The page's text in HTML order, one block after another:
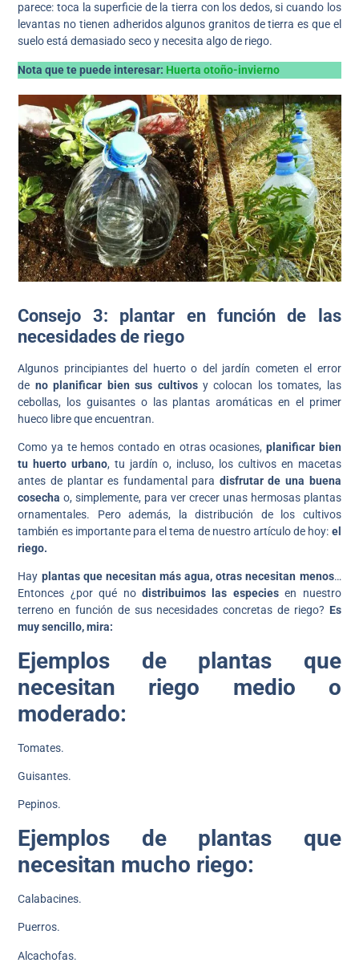
parece: toca la superficie de la tierra con los dedos, si cuando los
levantas no tienen adheridos algunos granitos de tierra es que el
suelo está demasiado seco y necesita algo de riego.
Nota que te puede interesar: Huerta otoño-invierno
Consejo 3: plantar en función de las
necesidades de riego
Algunos principiantes del huerto o del jardín cometen el error
de no planificar bien sus cultivos y colocan los tomates, las
cebollas, los guisantes o las plantas aromáticas en el primer
hueco libre que encuentran.
Como ya te hemos contado en otras ocasiones, planificar bien
tu huerto urbano, tu jardín o, incluso, los cultivos en macetas
antes de plantar es fundamental para disfrutar de una buena
cosecha o, simplemente, para ver crecer unas hermosas plantas
ornamentales. Pero además, la distribución de los cultivos
también es importante para el tema de nuestro artículo de hoy: el
riego.
Hay plantas que necesitan más agua, otras necesitan menos…
Entonces ¿por qué no distribuimos las especiesen nuestro
terreno en función de sus necesidades concretas de riego? Es
muy sencillo, mira:
Ejemplos de plantas que
necesitan riego medio o
moderado:
Tomates.
Guisantes.
Pepinos.
Ejemplos de plantas que
necesitan mucho riego:
Calabacines.
Puerros.
Alcachofas.